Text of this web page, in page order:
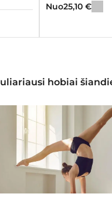
Nuo25,10 €
hobiai